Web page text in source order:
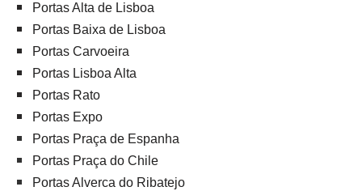
Portas Alta de Lisboa
Portas Baixa de Lisboa
Portas Carvoeira
Portas Lisboa Alta
Portas Rato
Portas Expo
Portas Praça de Espanha
Portas Praça do Chile
Portas Alverca do Ribatejo